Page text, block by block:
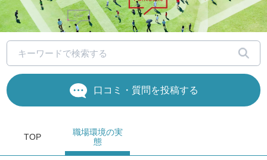
口コミ・質問を投稿する
TOP
職場環境の実
態